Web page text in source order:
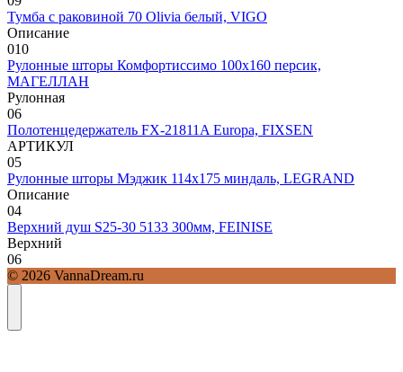
Тумба с раковиной 70 Olivia белый, VIGO
Описание
010
Рулонные шторы Комфортиссимо 100х160 персик,
МАГЕЛЛАН
Рулонная
06
Полотенцедержатель FX-21811A Europa, FIXSEN
АРТИКУЛ
05
Рулонные шторы Мэджик 114х175 миндаль, LEGRAND
Описание
04
Верхний душ S25-30 5133 300мм, FEINISE
Верхний
06
© 2026 VannaDream.ru